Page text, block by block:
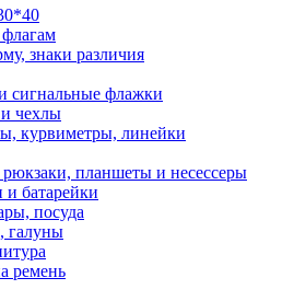
знаки различия
сигнальные флажки
чехлы
курвиметры, линейки
планшеты и несессеры
батарейки
посуда
галуны
ремень